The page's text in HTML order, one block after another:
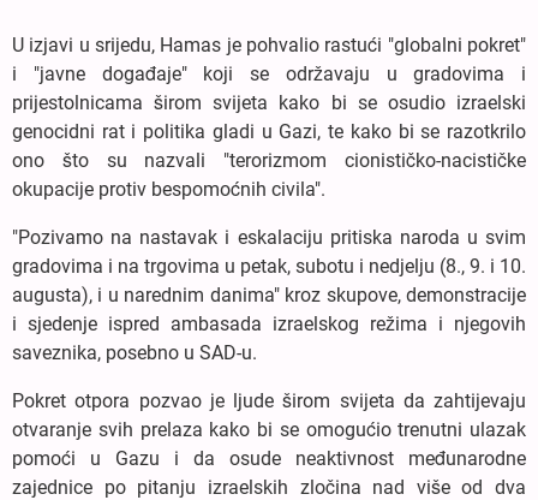
U izjavi u srijedu, Hamas je pohvalio rastući "globalni pokret"
i "javne događaje" koji se održavaju u gradovima i
prijestolnicama širom svijeta kako bi se osudio izraelski
genocidni rat i politika gladi u Gazi, te kako bi se razotkrilo
ono što su nazvali "terorizmom cionističko-nacističke
okupacije protiv bespomoćnih civila".
"Pozivamo na nastavak i eskalaciju pritiska naroda u svim
gradovima i na trgovima u petak, subotu i nedjelju (8., 9. i 10.
augusta), i u narednim danima" kroz skupove, demonstracije
i sjedenje ispred ambasada izraelskog režima i njegovih
saveznika, posebno u SAD-u.
Pokret otpora pozvao je ljude širom svijeta da zahtijevaju
otvaranje svih prelaza kako bi se omogućio trenutni ulazak
pomoći u Gazu i da osude neaktivnost međunarodne
zajednice po pitanju izraelskih zločina nad više od dva